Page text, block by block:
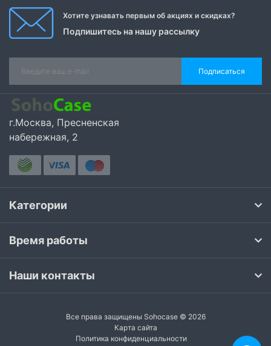
Хотите узнавать первым об акциях и скидках?
Подпишитесь на нашу рассылку
Подписаться
г.Москва, Пресненская
набережная, 2
Категории
Время работы
Наши контакты
Все права защищены Sohocase © 2026
Карта сайта
Политика конфиденциальности